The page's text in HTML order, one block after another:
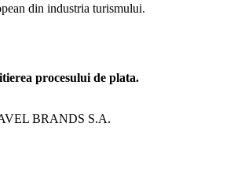
din industria turismului.
procesului de plata.
BRANDS S.A.